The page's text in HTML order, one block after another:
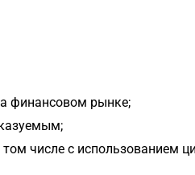
финансовом рынке;
том числе с использованием